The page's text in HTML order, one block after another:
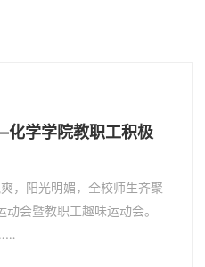
学学院教职工积极
，阳光明媚，全校师生齐聚
会暨教职工趣味运动会。